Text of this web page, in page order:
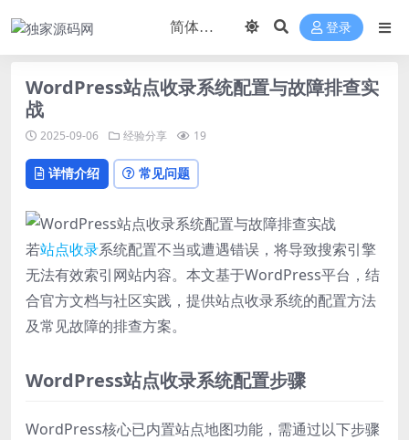
登录
WordPress站点收录系统配置与故障排查实
战
2025-09-06 经验分享 19
详情介绍 常见问题
若站点收录系统配置不当或遭遇错误，将导致搜索引擎
无法有效索引网站内容。本文基于WordPress平台，结
合官方文档与社区实践，提供站点收录系统的配置方法
及常见故障的排查方案。
WordPress站点收录系统配置步骤
WordPress核心已内置站点地图功能，需通过以下步骤